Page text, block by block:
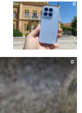
0
0